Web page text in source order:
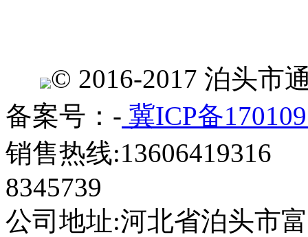
© 2016-2017 泊头市
备案号：- 冀ICP备
销售热线:13606419316
8345739
公司地址:河北省泊头市